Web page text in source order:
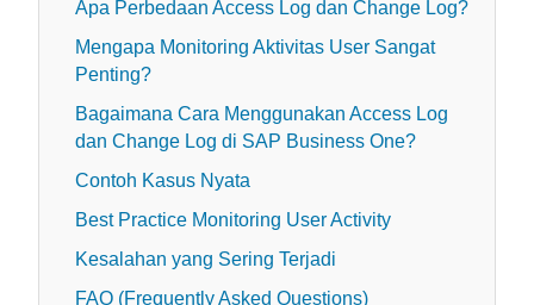
Apa Perbedaan Access Log dan Change Log?
Mengapa Monitoring Aktivitas User Sangat
Penting?
Bagaimana Cara Menggunakan Access Log
dan Change Log di SAP Business One?
Contoh Kasus Nyata
Best Practice Monitoring User Activity
Kesalahan yang Sering Terjadi
FAQ (Frequently Asked Questions)